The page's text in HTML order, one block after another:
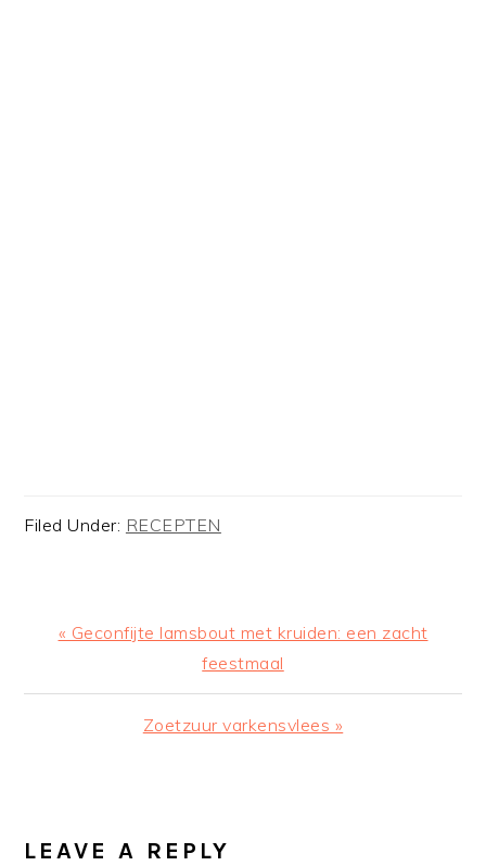
Filed Under: RECEPTEN
Previous
« Geconfijte lamsbout met kruiden: een zacht
feestmaal
Next
Zoetzuur varkensvlees »
INTERACTIONS
LEAVE A REPLY